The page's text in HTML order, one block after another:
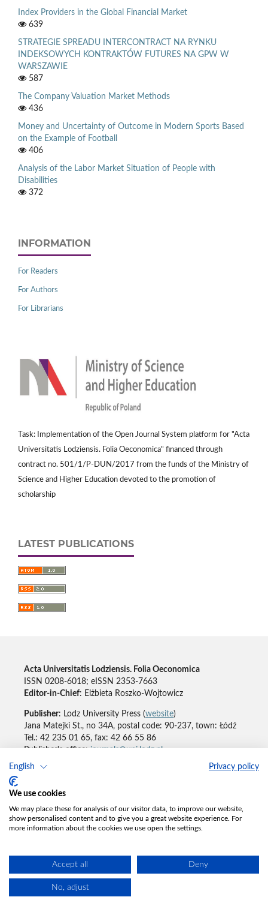
English Privacy policy
We use cookies
We may place these for analysis of our visitor data, to improve our website,
show personalised content and to give you a great website experience. For
more information about the cookies we use open the settings.
Accept all Deny
No, adjust
Index Providers in the Global Financial Market
639
STRATEGIE SPREADU INTERCONTRACT NA RYNKU
INDEKSOWYCH KONTRAKTÓW FUTURES NA GPW W
WARSZAWIE
587
The Company Valuation Market Methods
436
Money and Uncertainty of Outcome in Modern Sports Based
on the Example of Football
406
Analysis of the Labor Market Situation of People with
Disabilities
372
INFORMATION
For Readers
For Authors
For Librarians
Task: Implementation of the Open Journal System platform for "Acta
Universitatis Lodziensis. Folia Oeconomica" financed through
contract no. 501/1/P-DUN/2017 from the funds of the Ministry of
Science and Higher Education devoted to the promotion of
scholarship
LATEST PUBLICATIONS
Acta Universitatis Lodziensis. Folia Oeconomica
ISSN 0208-6018; eISSN 2353-7663
Editor-in-Chief: Elżbieta Roszko-Wojtowicz
Publisher: Lodz University Press (website)
Jana Matejki St., no 34A, postal code: 90-237, town: Łódź
Tel.: 42 235 01 65, fax: 42 66 55 86
Publisher's office:journals@uni.lodz.pl
Accesibility declaration